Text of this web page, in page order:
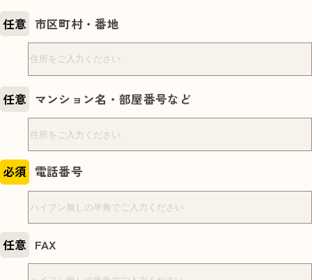
任意 市区町村・番地
任意 マンション名・部屋番号など
必須 電話番号
任意 FAX